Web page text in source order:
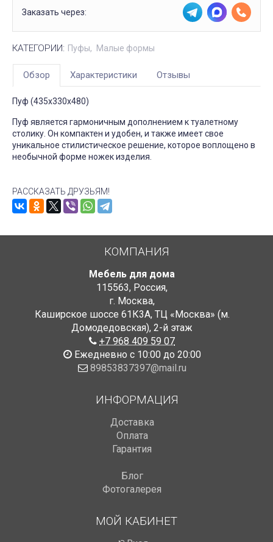
Заказать через:
КАТЕГОРИИ: Пуфы Малые формы
Обзор Характеристики Отзывы
Пуф (435х330х480)
Пуф является гармоничным дополнением к туалетному
столику. Он компактен и удобен, и также имеет свое
уникальное стилистическое решение, которое воплощено в
необычной форме ножек изделия.
РАССКАЗАТЬ ДРУЗЬЯМ!
КОМПАНИЯ
Мебель для дома
115563, Россия,
г. Москва,
Каширское шоссе 61К3А, ТЦ «Москва» (м.
Домодедовская), 2-й этаж
+7 968 409 59 07
Ежедневно с 10:00 до 20:00
89853837397@mail.ru
ИНФОРМАЦИЯ
Доставка
Оплата
Гарантия
Блог
Фотогалерея
МОЙ КАБИНЕТ